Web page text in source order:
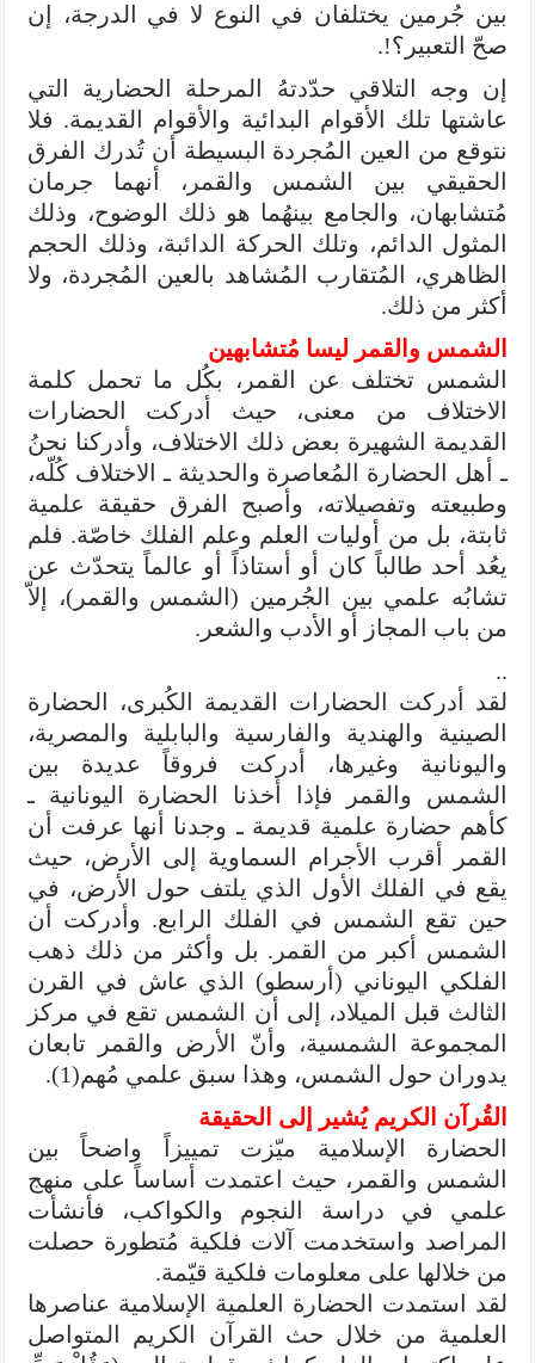
بين جُرمين يختلفان في النوع لا في الدرجة، إن
صحّ التعبير؟!.
إن وجه التلاقي حدّدتهُ المرحلة الحضارية التي
عاشتها تلك الأقوام البدائية والأقوام القديمة. فلا
نتوقع من العين المُجردة البسيطة أن تُدرك الفرق
الحقيقي بين الشمس والقمر، أنهما جرمان
مُتشابهان، والجامع بينهُما هو ذلك الوضوح، وذلك
المثول الدائم، وتلك الحركة الدائبة، وذلك الحجم
الظاهري، المُتقارب المُشاهد بالعين المُجردة، ولا
أكثر من ذلك.
الشمس والقمر ليسا مُتشابهين
الشمس تختلف عن القمر، بكُل ما تحمل كلمة
الاختلاف من معنى، حيث أدركت الحضارات
القديمة الشهيرة بعض ذلك الاختلاف، وأدركنا نحنُ
ـ أهل الحضارة المُعاصرة والحديثة ـ الاختلاف كُلّه،
وطبيعته وتفصيلاته، وأصبح الفرق حقيقة علمية
ثابتة، بل من أوليات العلم وعلم الفلك خاصّة. فلم
يعُد أحد طالباً كان أو أستاذاً أو عالماً يتحدّث عن
تشابُه علمي بين الجُرمين (الشمس والقمر)، إلاّ
من باب المجاز أو الأدب والشعر.
..
لقد أدركت الحضارات القديمة الكُبرى، الحضارة
الصينية والهندية والفارسية والبابلية والمصرية،
واليونانية وغيرها، أدركت فروقاً عديدة بين
الشمس والقمر فإذا أخذنا الحضارة اليونانية ـ
كأهم حضارة علمية قديمة ـ وجدنا أنها عرفت أن
القمر أقرب الأجرام السماوية إلى الأرض، حيث
يقع في الفلك الأول الذي يلتف حول الأرض، في
حين تقع الشمس في الفلك الرابع. وأدركت أن
الشمس أكبر من القمر. بل وأكثر من ذلك ذهب
الفلكي اليوناني (أرسطو) الذي عاش في القرن
الثالث قبل الميلاد، إلى أن الشمس تقع في مركز
المجموعة الشمسية، وأنّ الأرض والقمر تابعان
يدوران حول الشمس، وهذا سبق علمي مُهم(1).
القُرآن الكريم يُشير إلى الحقيقة
الحضارة الإسلامية ميّزت تمييزاً واضحاً بين
الشمس والقمر، حيث اعتمدت أساساً على منهج
علمي في دراسة النجوم والكواكب، فأنشأت
المراصد واستخدمت آلات فلكية مُتطورة حصلت
من خلالها على معلومات فلكية قيّمة.
لقد استمدت الحضارة العلمية الإسلامية عناصرها
العلمية من خلال حث القرآن الكريم المتواصل